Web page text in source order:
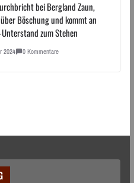
bei Bergland Zaun,
Böschung und kommt an
zum Stehen
2024 0 Kommentare